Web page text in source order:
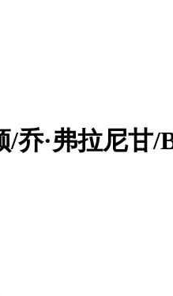
乔·弗拉尼甘/